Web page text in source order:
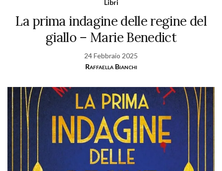
Libri
La prima indagine delle regine del
giallo – Marie Benedict
24 Febbraio 2025
Raffaella Bianchi